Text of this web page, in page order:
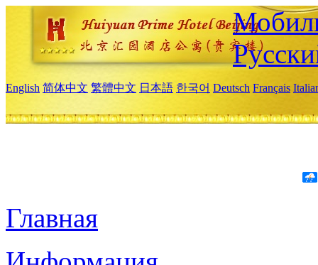
English 简体中文 繁體中文 日本語 한국어 Deutsch Français
Главная